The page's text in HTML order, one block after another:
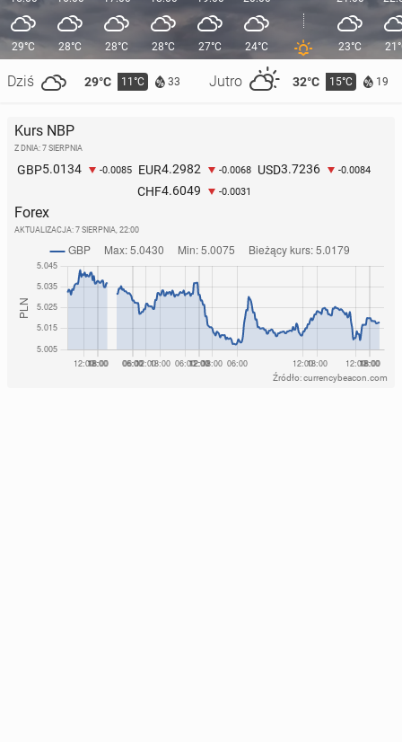
29°C
Dziś 29°C 11°C 33 Jutro 32°C 15°C 19
28°C 28°C 28°C 27°C 24°C 23°C
Kurs NBP
Z DNIA: 7 SIERPNIA
GBP5.0134 -0.0085 EUR4.2982 -0.0068 USD3.7236 -0.0084
CHF4.6049 -0.0031
Forex
AKTUALIZACJA: 7 SIERPNIA, 22:00
Źródło: currencybeacon.com